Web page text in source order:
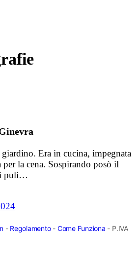
Era in cucina, impegnata
per la cena. Sospirando posò il
pulì…
- Regolamento- Come Funziona - P.IVA